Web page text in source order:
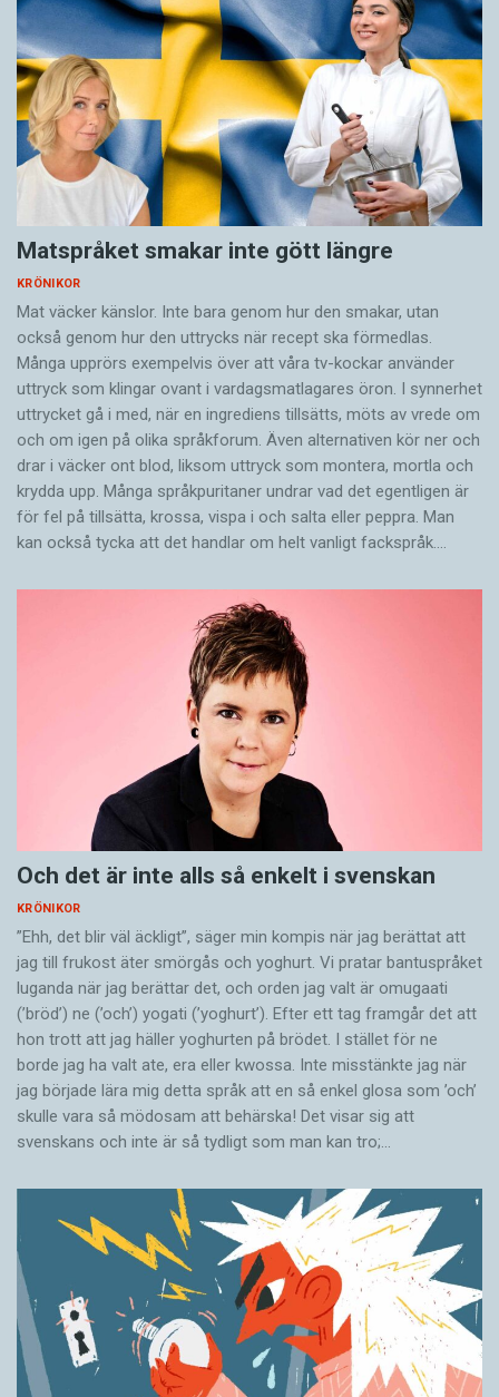
Matspråket smakar inte gött längre
KRÖNIKOR
Mat väcker känslor. Inte bara genom hur den smakar, utan
också genom hur den uttrycks när recept ska förmedlas.
Många upprörs exempelvis över att våra tv-kockar använder
uttryck som klingar ovant i vardagsmatlagares öron. I synnerhet
uttrycket gå i med, när en ingrediens tillsätts, möts av vrede om
och om igen på olika språkforum. Även alternativen kör ner och
drar i väcker ont blod, liksom uttryck som montera, mortla och
krydda upp. Många språkpuritaner undrar vad det egentligen är
för fel på tillsätta, krossa, vispa i och salta eller peppra. Man
kan också tycka att det handlar om helt vanligt fackspråk.…
Och det är inte alls så enkelt i svenskan
KRÖNIKOR
”Ehh, det blir väl äckligt”, säger min kompis när jag berättat att
jag till frukost äter smörgås och yoghurt. Vi pratar bantuspråket
luganda när jag berättar det, och orden jag valt är omugaati
(’bröd’) ne (’och’) yogati (’yoghurt’). Efter ett tag framgår det att
hon trott att jag häller yoghurten på brödet. I stället för ne
borde jag ha valt ate, era eller kwossa. Inte misstänkte jag när
jag började lära mig detta språk att en så enkel glosa som ’och’
skulle vara så mödosam att behärska! Det visar sig att
svenskans och inte är så tydligt som man kan tro;…